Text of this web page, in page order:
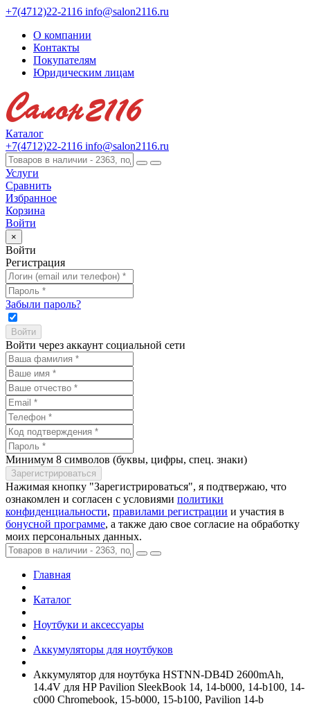
+7(4712)22-2116 info@salon2116.ru
О компании
Контакты
Покупателям
Юридическим лицам
Каталог
+7(4712)22-2116 info@salon2116.ru
Услуги
Сравнить
Избранное
Корзина
Войти
×
Войти
Регистрация
Забыли пароль?
Войти через аккаунт социальной сети
Минимум 8 символов (буквы, цифры, спец. знаки)
Нажимая кнопку "Зарегистрироваться", я подтвержаю, что
ознакомлен и согласен с условиями политики
конфиденциальности, правилами регистрации и участия в
бонусной программе, а также даю свое согласие на обработку
моих персональных данных.
Главная
Каталог
Ноутбуки и аксессуары
Аккумуляторы для ноутбуков
Аккумулятор для ноутбука HSTNN-DB4D 2600mAh,
14.4V для HP Pavilion SleekBook 14, 14-b000, 14-b100, 14-
c000 Chromebook, 15-b000, 15-b100, Pavilion 14-b